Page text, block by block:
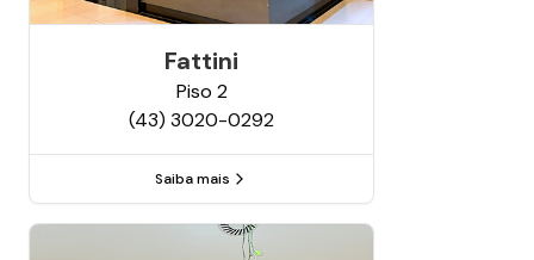
Fattini
Piso 2
(43) 3020-0292
Saiba mais